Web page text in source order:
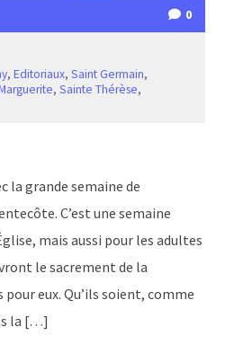
0
,Editoriaux,Saint Germain,
,Sainte Thérèse,
la grande semaine de
C’est une semaine
mais aussi pour les adultes
le sacrement de la
eux. Qu’ils soient, comme
la […]